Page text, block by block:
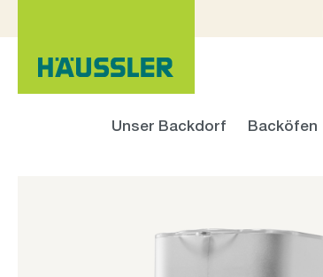
Unser Backdorf Backöfen